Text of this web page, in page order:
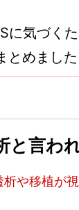
に気づく
めました
と言わ
析や移植が